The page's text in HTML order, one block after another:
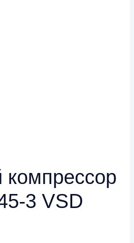
компрессор
3 VSD